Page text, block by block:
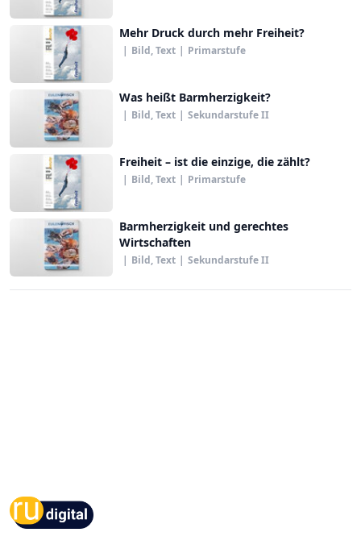
Mehr Druck durch mehr Freiheit?
| Bild, Text | Primarstufe
Was heißt Barmherzigkeit?
| Bild, Text | Sekundarstufe II
Freiheit – ist die einzige, die zählt?
| Bild, Text | Primarstufe
Barmherzigkeit und gerechtes
Wirtschaften
| Bild, Text | Sekundarstufe II
Footer